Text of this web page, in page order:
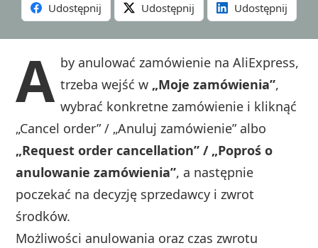
Udostępnij Udostępnij Udostępnij
A by anulować zamówienie na AliExpress,
trzeba wejść w „Moje zamówienia”,
wybrać konkretne zamówienie i kliknąć
„Cancel order” / „Anuluj zamówienie” albo
„Request order cancellation” / „Poproś o
anulowanie zamówienia”, a następnie
poczekać na decyzję sprzedawcy i zwrot
środków.
Możliwości anulowania oraz czas zwrotu